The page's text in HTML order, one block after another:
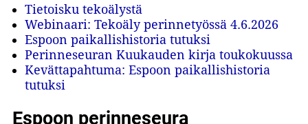
Tietoisku tekoälystä
Webinaari: Tekoäly perinnetyössä 4.6.2026
Espoon paikallishistoria tutuksi
Perinneseuran Kuukauden kirja toukokuussa
Kevättapahtuma: Espoon paikallishistoria
tutuksi
Espoon perinneseura